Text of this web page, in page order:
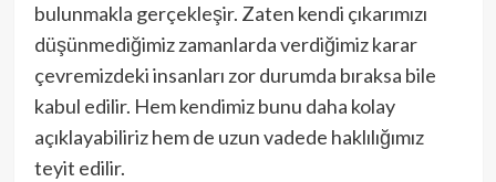
bulunmakla gerçekleşir. Zaten kendi çıkarımızı
düşünmediğimiz zamanlarda verdiğimiz karar
çevremizdeki insanları zor durumda bıraksa bile
kabul edilir. Hem kendimiz bunu daha kolay
açıklayabiliriz hem de uzun vadede haklılığımız
teyit edilir.